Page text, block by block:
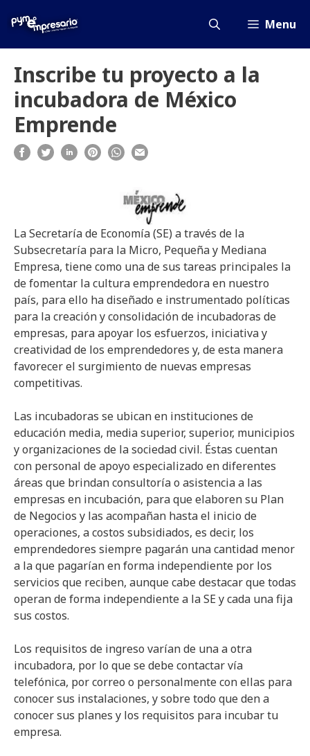
Menu
Inscribe tu proyecto a la
incubadora de México
Emprende
La Secretaría de Economía (SE) a través de la
Subsecretaría para la Micro, Pequeña y Mediana
Empresa, tiene como una de sus tareas principales la
de fomentar la cultura emprendedora en nuestro
país, para ello ha diseñado e instrumentado políticas
para la creación y consolidación de incubadoras de
empresas, para apoyar los esfuerzos, iniciativa y
creatividad de los emprendedores y, de esta manera
favorecer el surgimiento de nuevas empresas
competitivas.
Las incubadoras se ubican en instituciones de
educación media, media superior, superior, municipios
y organizaciones de la sociedad civil. Éstas cuentan
con personal de apoyo especializado en diferentes
áreas que brindan consultoría o asistencia a las
empresas en incubación, para que elaboren su Plan
de Negocios y las acompañan hasta el inicio de
operaciones, a costos subsidiados, es decir, los
emprendedores siempre pagarán una cantidad menor
a la que pagarían en forma independiente por los
servicios que reciben, aunque cabe destacar que todas
operan de forma independiente a la SE y cada una fija
sus costos.
Los requisitos de ingreso varían de una a otra
incubadora, por lo que se debe contactar vía
telefónica, por correo o personalmente con ellas para
conocer sus instalaciones, y sobre todo que den a
conocer sus planes y los requisitos para incubar tu
empresa.